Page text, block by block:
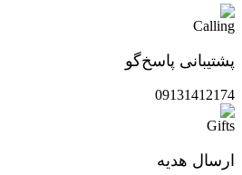
پشتیبانی پاسخ‌گو
09131412174
ارسال هدیه